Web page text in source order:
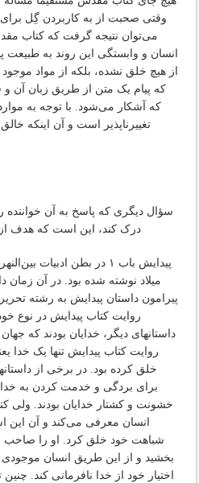
وقتی صحبت از به کاربردن گِل
می‌توان نتیجه گرفت که کتاب
انسان و وابستگی این روند به طبیعت
از هیچ خلق نشده، بلکه از مواد
که پیام یک متن از طریق زبان آن
که آشکار می‌شود. با توجه به
تغییرناپذیر است و آن اینکه
سؤال دیگری که پاسخ به آن خواننده
درک کند، این است که هدف از نگارش باب
پیدایش باب ۱ در بطن
میلاد نوشته شده بود. در آن زمان
پیرامون داستان پیدایش به رشته
روایت کتاب پیدایش در نوع
داستانهای دیگر، خدایان بودند که
روایت کتاب پیدایش تنها یک خدا
خلق کرده بود. در برخی از
برای بردگی و خدمت کردن به
خشونت و کشتار خدایان بودند. ولی
انسان معرفی می‌کند و آن این
شباهت خود خلق کرد. او را صاحب
بخشید و از این طریق انسان
اختیار خود از خدا نافرمانی کند.